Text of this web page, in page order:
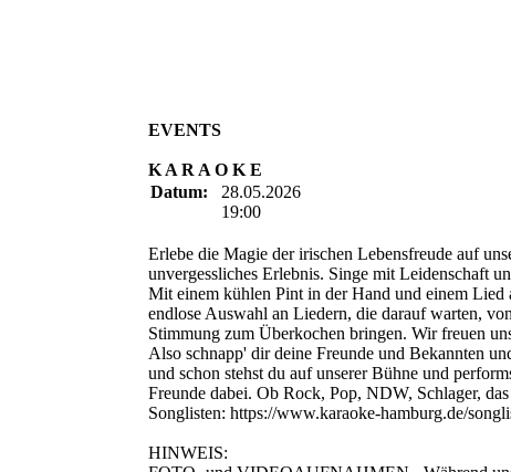
EVENTS
K A R A O K E
Datum:
28.05.2026
19:00
Erlebe die Magie der irischen Lebensfreude auf
unvergessliches Erlebnis. Singe mit Leidenschaft
Mit einem kühlen Pint in der Hand und einem
endlose Auswahl an Liedern, die darauf warten,
Stimmung zum Überkochen bringen. Wir freuen
Also schnapp' dir deine Freunde und Bekannten
und schon stehst du auf unserer Bühne und
Freunde dabei. Ob Rock, Pop, NDW, Schlager,
Songlisten: https://www.karaoke-hamburg.de/
HINWEIS: